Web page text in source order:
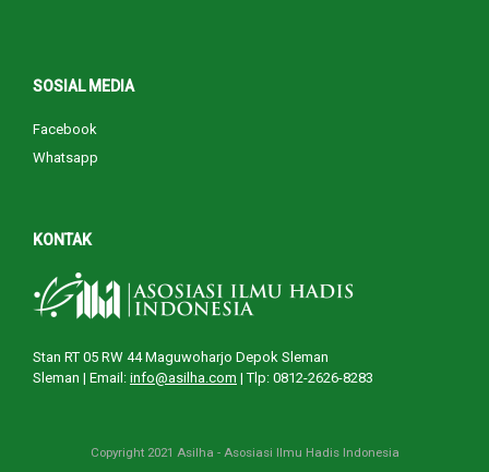
SOSIAL MEDIA
Facebook
Whatsapp
KONTAK
Stan RT 05 RW 44 Maguwoharjo Depok Sleman
Sleman | Email: info@asilha.com | Tlp: 0812-2626-8283
Copyright 2021 Asilha - Asosiasi Ilmu Hadis Indonesia